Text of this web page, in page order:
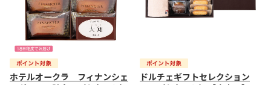
ホテルオークラ フィナンシェ
ドルチェギフトセレクション